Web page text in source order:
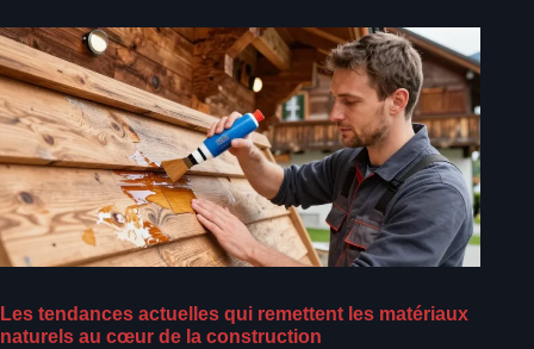
Les tendances actuelles qui remettent les matériaux
naturels au cœur de la construction